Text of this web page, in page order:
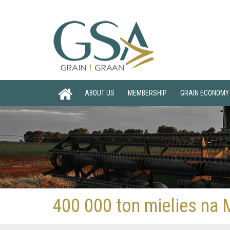
ABOUT US MEMBERSHIP GRAIN ECONOMY
400 000 ton mielies na